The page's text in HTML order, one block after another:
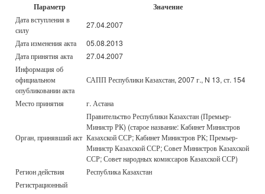
Параметр Значение
Дата вступления в
силу
27.04.2007
Дата изменения акта
05.08.2013
Дата принятия акта
27.04.2007
Информация об
официальном
опубликовании акта
САПП Республики Казахстан, 2007 г., N 13, ст. 154
Место принятия г. Астана
Орган, принявший акт
Правительство Республики Казахстан (Премьер-
Министр РК) (старое название: Кабинет Министров
Казахской ССР; Кабинет Министров РК; Премьер-
Министр Казахской ССР; Совет Министров Казахской
ССР; Совет народных комиссаров Казахской ССР)
Регион действия
Республика Казахстан
Регистрационный